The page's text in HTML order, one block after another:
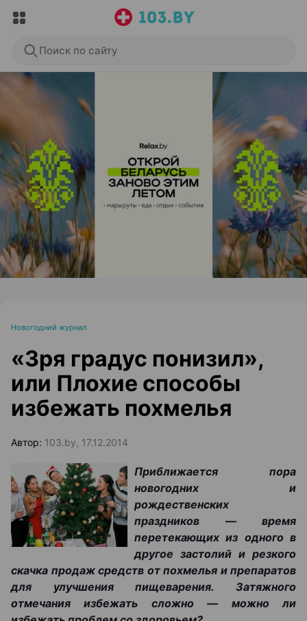
Поиск по сайту
ЭФФЕКТИВНАЯ РЕКЛАМА НА САЙТЕ
Новогодний журнал
«Зря градус понизил»,
или Плохие способы
избежать похмелья
Автор: 103.by, 17.12.2014
Приближается пора
новогодних и
рождественских
праздников — время
перетекающих из одного в
другое застолий и резкого
скачка продаж средств от похмелья и препаратов
для улучшения пищеварения. Затяжного
отмечания избежать сложно — можно ли